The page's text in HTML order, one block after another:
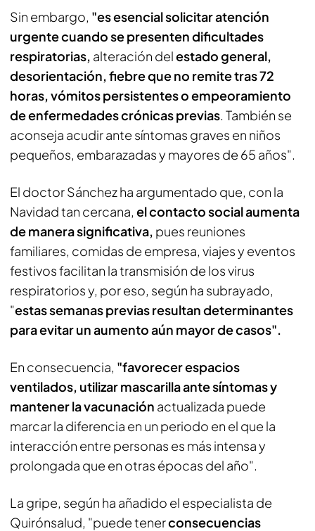
Sin embargo, "es esencial solicitar atención
urgente cuando se presenten dificultades
respiratorias, alteración delestado general,
desorientación, fiebre que no remite tras 72
horas, vómitos persistentes o empeoramiento
de enfermedades crónicas previas. También se
aconseja acudir ante síntomas graves en niños
pequeños, embarazadas y mayores de 65 años".
El doctor Sánchez ha argumentado que, con la
Navidad tan cercana, el contacto social aumenta
de manera significativa, pues reuniones
familiares, comidas de empresa, viajes y eventos
festivos facilitan la transmisión de los virus
respiratorios y, por eso, según ha subrayado,
"estas semanas previas resultan determinantes
para evitar un aumento aún mayor de casos".
En consecuencia, "favorecer espacios
ventilados, utilizar mascarilla ante síntomas y
mantener la vacunación actualizada puede
marcar la diferencia en un periodo en el que la
interacción entre personas es más intensa y
prolongada que en otras épocas del año".
La gripe, según ha añadido el especialista de
Quirónsalud, "puede tenerconsecuencias